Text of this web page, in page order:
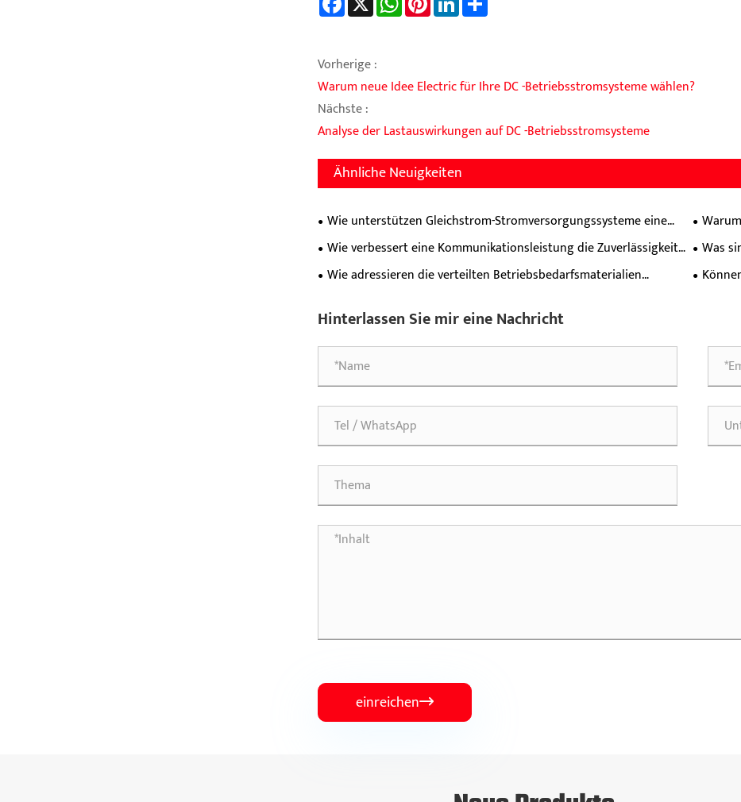
Vorherige :
Warum neue Idee Electric für Ihre DC -Betriebsstromsysteme wählen?
Nächste :
Analyse der Lastauswirkungen auf DC -Betriebsstromsysteme
Ähnliche Neuigkeiten
Wie unterstützen Gleichstrom-Stromversorgungssysteme eine
stabile industrielle Stromverteilung?
einen
Wie verbessert eine Kommunikationsleistung die Zuverlässigkeit
moderner Netzwerke?
Was
Wie adressieren die verteilten Betriebsbedarfsmaterialien
wichtige Felder hinweg?
Hinterlassen Sie mir eine Nachricht
einreichen